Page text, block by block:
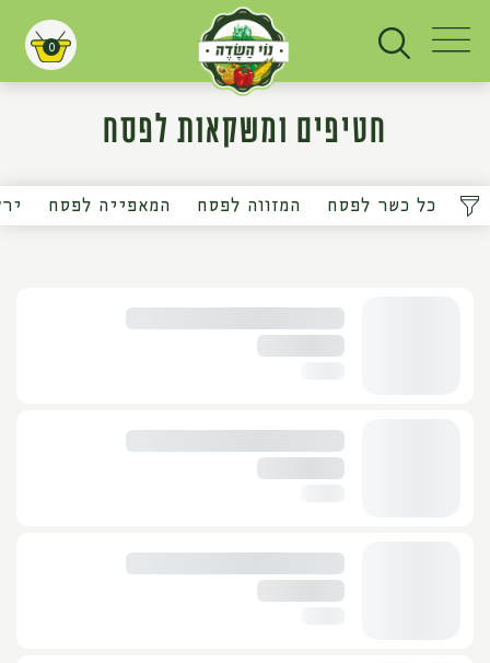
עגלת קניות
0
חטיפים ומשקאות לפסח
כל כשר לפסח המזווה לפסח המאפייה לפסח